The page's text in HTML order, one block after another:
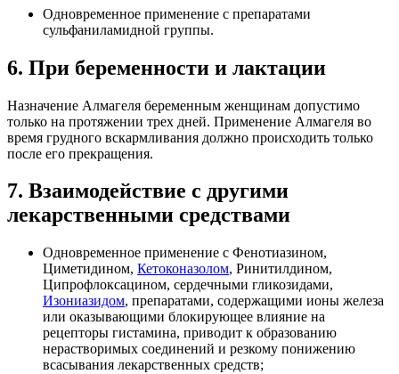
Одновременное применение с препаратами
сульфаниламидной группы.
6. При беременности и лактации
Назначение Алмагеля беременным женщинам допустимо
только на протяжении трех дней. Применение Алмагеля во
время грудного вскармливания должно происходить только
после его прекращения.
7. Взаимодействие с другими
лекарственными средствами
Одновременное применение с Фенотиазином,
Циметидином, Кетоконазолом, Ринитилдином,
Ципрофлоксацином, сердечными гликозидами,
Изониазидом, препаратами, содержащими ионы железа
или оказывающими блокирующее влияние на
рецепторы гистамина, приводит к образованию
нерастворимых соединений и резкому понижению
всасывания лекарственных средств;